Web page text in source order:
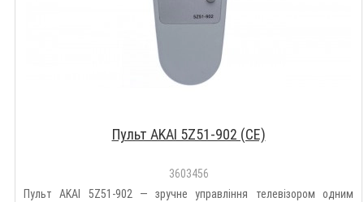
Пульт AKAI 5Z51-902 (CE)
3603456
Пульт AKAI 5Z51-902 — зручне управління телевізором одним